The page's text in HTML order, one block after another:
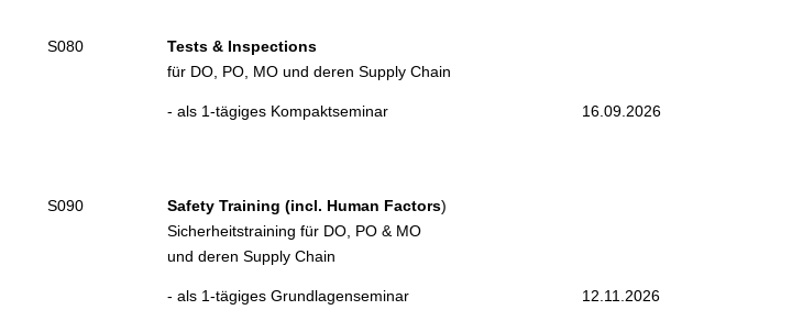
S080
Tests & Inspections
für DO, PO, MO und deren Supply Chain
- als 1-tägiges Kompaktseminar 16.09.2026
S090 Safety Training (incl. Human Factors)
Sicherheitstraining für DO, PO & MO
und deren Supply Chain
- als 1-tägiges Grundlagenseminar 12.11.2026